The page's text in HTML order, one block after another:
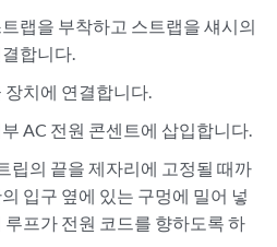
랩을 부착하고 스트랩을 섀시의
합니다.
장치에 연결합니다.
AC 전원 콘센트에 삽입합니다.
립의 끝을 제자리에 고정될 때까
입구 옆에 있는 구멍에 밀어 넣
프가 전원 코드를 향하도록 하